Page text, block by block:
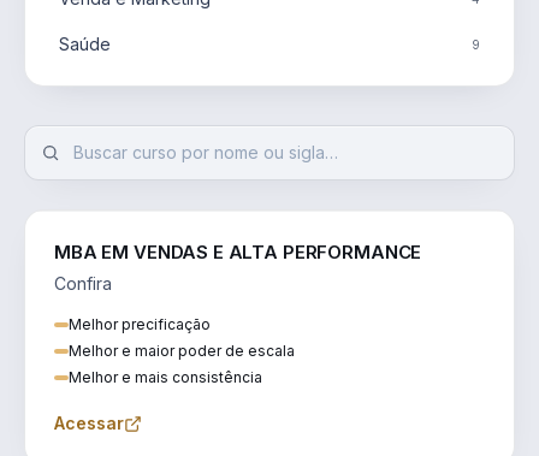
Saúde 9
MBA EM VENDAS E ALTA PERFORMANCE
Confira
Melhor precificação
Melhor e maior poder de escala
Melhor e mais consistência
Acessar